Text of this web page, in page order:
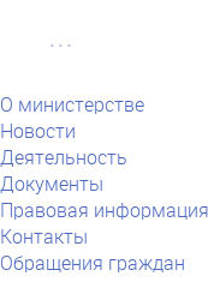
...
О министерстве
Новости
Деятельность
Документы
Правовая информация
Контакты
Обращения граждан